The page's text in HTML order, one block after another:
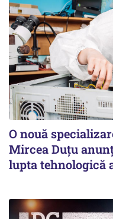
O nouă
Mircea Duțu
lupta tehnologică